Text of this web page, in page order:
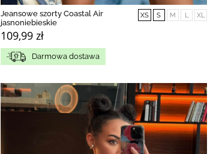
Jeansowe szorty Coastal Air
jasnoniebieskie
109,99 zł
XS S M L XL
Darmowa dostawa